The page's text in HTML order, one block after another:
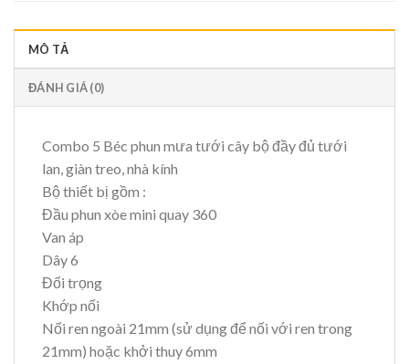
MÔ TẢ
ĐÁNH GIÁ (0)
Combo 5 Béc phun mưa tưới cây bộ đầy đủ tưới
lan, giàn treo, nhà kính
Bộ thiết bị gồm :
Đầu phun xòe mini quay 360
Van áp
Dây 6
Đối trọng
Khớp nối
Nối ren ngoài 21mm (sử dụng để nối với ren trong
21mm) hoặc khởi thuy 6mm